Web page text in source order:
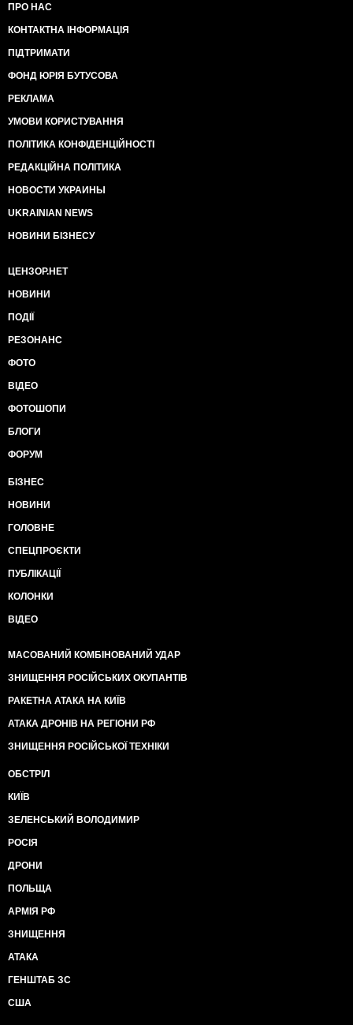
ПРО НАС
КОНТАКТНА ІНФОРМАЦІЯ
ПІДТРИМАТИ
ФОНД ЮРІЯ БУТУСОВА
РЕКЛАМА
УМОВИ КОРИСТУВАННЯ
ПОЛІТИКА КОНФІДЕНЦІЙНОСТІ
РЕДАКЦІЙНА ПОЛІТИКА
НОВОСТИ УКРАИНЫ
UKRAINIAN NEWS
НОВИНИ БІЗНЕСУ
ЦЕНЗОР.НЕТ
НОВИНИ
ПОДІЇ
РЕЗОНАНС
ФОТО
ВІДЕО
ФОТОШОПИ
БЛОГИ
ФОРУМ
БІЗНЕС
НОВИНИ
ГОЛОВНЕ
СПЕЦПРОЄКТИ
ПУБЛІКАЦІЇ
КОЛОНКИ
ВІДЕО
МАСОВАНИЙ КОМБІНОВАНИЙ УДАР
ЗНИЩЕННЯ РОСІЙСЬКИХ ОКУПАНТІВ
РАКЕТНА АТАКА НА КИЇВ
АТАКА ДРОНІВ НА РЕГІОНИ РФ
ЗНИЩЕННЯ РОСІЙСЬКОЇ ТЕХНІКИ
ОБСТРІЛ
КИЇВ
ЗЕЛЕНСЬКИЙ ВОЛОДИМИР
РОСІЯ
ДРОНИ
ПОЛЬЩА
АРМІЯ РФ
ЗНИЩЕННЯ
АТАКА
ГЕНШТАБ ЗС
США